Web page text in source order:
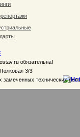
обязательна!
3/3
замеченных технических